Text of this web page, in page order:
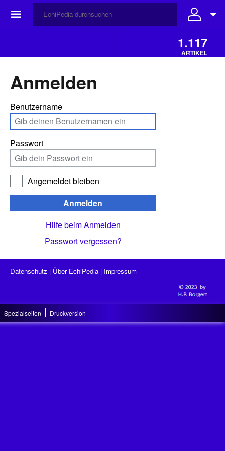
☰
1.117
ARTIKEL
Anmelden
Benutzername
Passwort
Angemeldet bleiben
Anmelden
Hilfe beim Anmelden
Passwort vergessen?
Datenschutz Über EchiPedia Impressum
Spezialseiten Druckversion